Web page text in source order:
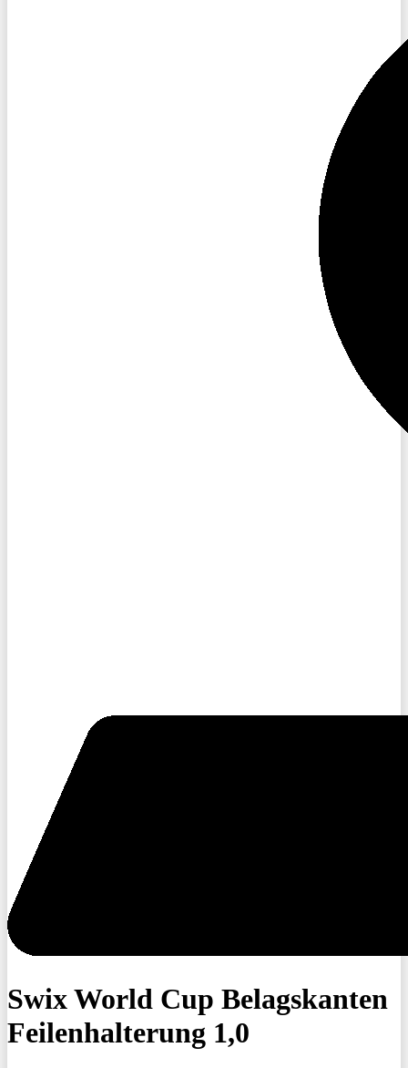
Swix World Cup Belagskanten
Feilenhalterung 1,0